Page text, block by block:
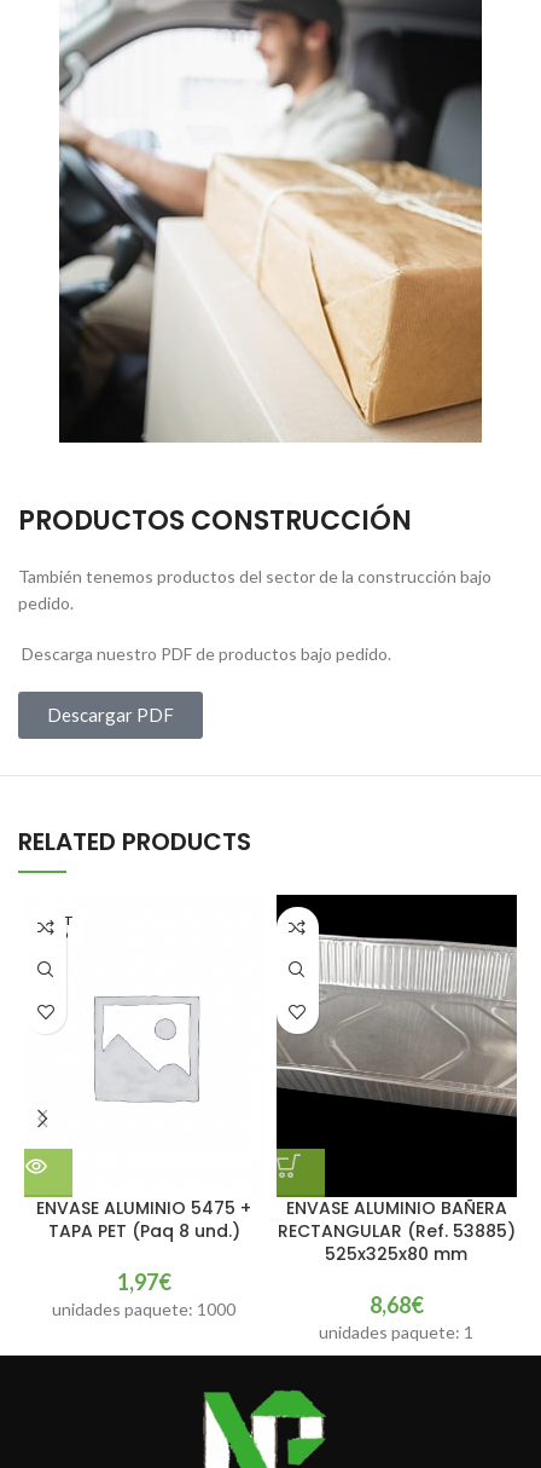
PRODUCTOS CONSTRUCCIÓN
También tenemos productos del sector de la construcción bajo
pedido.
Descarga nuestro PDF de productos bajo pedido.
Descargar PDF
RELATED PRODUCTS
AGOT
ADO
ENVASE ALUMINIO 5475 +
TAPA PET (Paq 8 und.)
1,97€
unidades paquete: 1000
ENVASE ALUMINIO BAÑERA
RECTANGULAR (Ref. 53885)
525x325x80 mm
8,68€
unidades paquete: 1